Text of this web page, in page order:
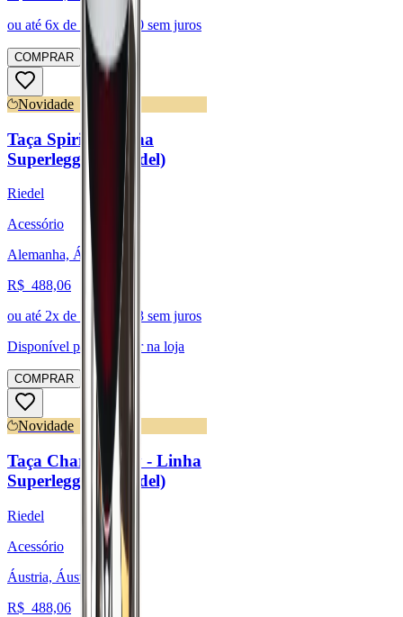
ou até 6x de R$ 576,40 sem juros
COMPRAR
Novidade
Taça Spirits - Linha
Superleggero (Riedel)
Riedel
Acessório
Alemanha, Áustria
R$ 488,06
ou até 2x de R$ 244,03 sem juros
Disponível para:
Retirar na loja
COMPRAR
Novidade
Taça Chardonnay - Linha
Superleggero (Riedel)
Riedel
Acessório
Áustria, Áustria
R$ 488,06